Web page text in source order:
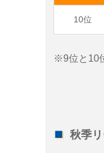
10位
※9位と10
秋季